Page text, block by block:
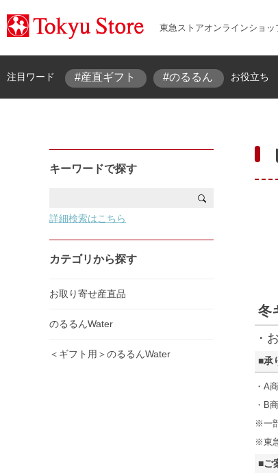
東急ストアオンラインショッ
注目ワード #産直ギフト #のるるん お役立ち
キーワードで探す
詳細検索はこちら
カテゴリから探す
お取り寄せ産直品
のるるんWater
＜ギフト用＞のるるんWater
冬
・
■承
・A
・B
※一
※東
■ご